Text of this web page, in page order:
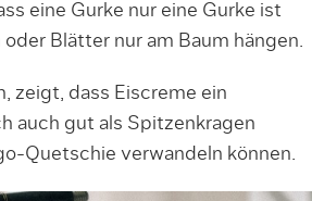
eine Gurke nur eine Gurke ist
Blätter nur am Baum hängen.
zeigt, dass Eiscreme ein
auch gut als Spitzenkragen
Quetschie verwandeln können.